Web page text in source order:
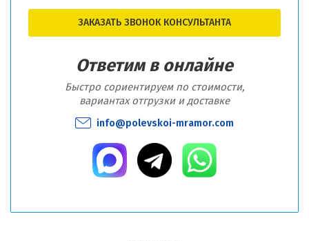
ЗАКАЗАТЬ ЗВОНОК КОНСУЛЬТАНТА
Ответим в онлайне
Быстро сориентируем по стоимости,
вариантах отгрузки и доставке
info@polevskoi-mramor.com